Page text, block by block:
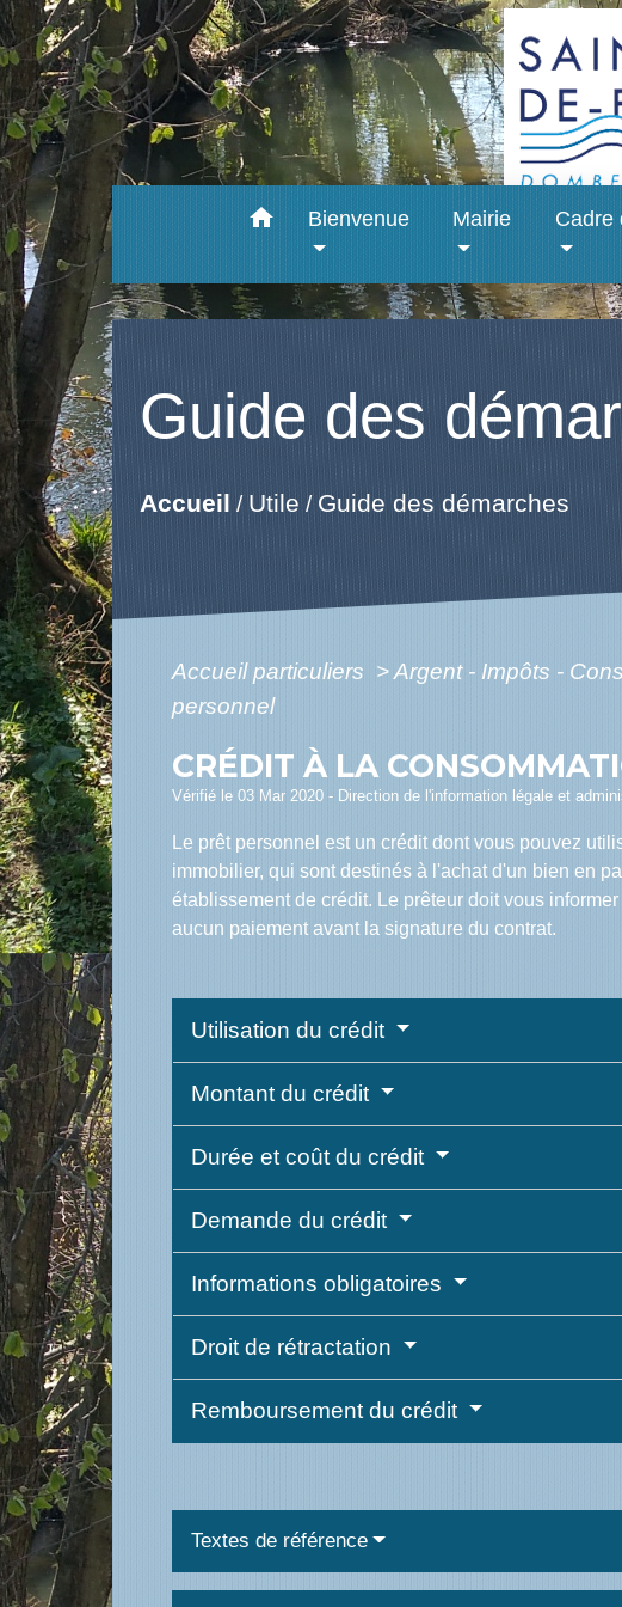
home Bienvenue Mairie Cadre
Guide des
Accueil /Utile /Guide des démarches
Accueil particuliers >Argent - Impôts -
personnel
CRÉDIT À LA
Vérifié le 03 Mar 2020 - Direction de l'information légale et
Le prêt personnel est un crédit dont vous pouvez
immobilier, qui sont destinés à l'achat d'un bien en
établissement de crédit. Le prêteur doit vous
aucun paiement avant la signature du contrat.
Utilisation du crédit
Montant du crédit
Durée et coût du crédit
Demande du crédit
Informations obligatoires
Droit de rétractation
Remboursement du crédit
Textes de référence